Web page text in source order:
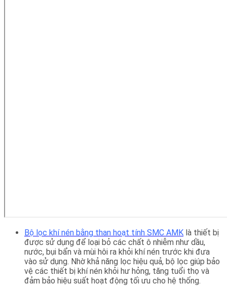
Bộ lọc khí nén bằng than hoạt tính SMC AMK là thiết bị
được sử dụng để loại bỏ các chất ô nhiễm như dầu,
nước, bụi bẩn và mùi hôi ra khỏi khí nén trước khi đưa
vào sử dụng. Nhờ khả năng lọc hiệu quả, bộ lọc giúp bảo
vệ các thiết bị khí nén khỏi hư hỏng, tăng tuổi thọ và
đảm bảo hiệu suất hoạt động tối ưu cho hệ thống.